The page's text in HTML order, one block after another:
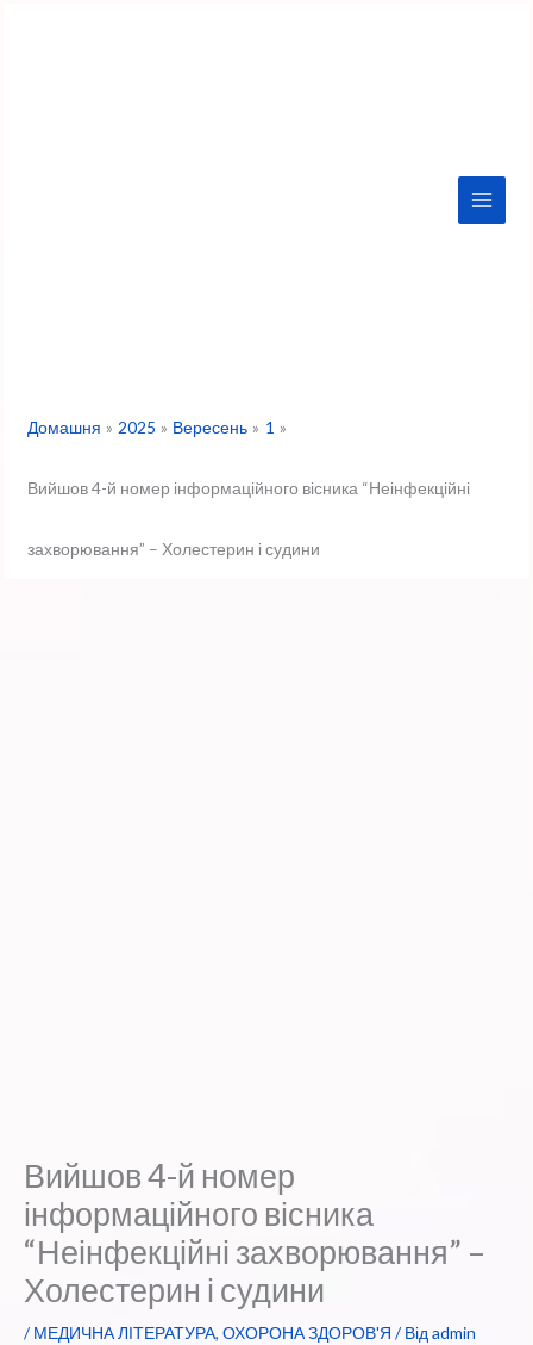
Домашня 2025 Вересень 1
Вийшов 4-й номер інформаційного вісника “Неінфекційні
захворювання” – Холестерин і судини
Вийшов 4-й номер
інформаційного вісника
“Неінфекційні захворювання” –
Холестерин і судини
/ МЕДИЧНА ЛІТЕРАТУРА, ОХОРОНА ЗДОРОВ'Я / Відadmin